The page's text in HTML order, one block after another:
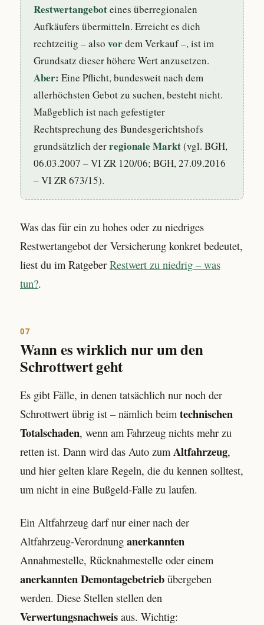
Restwertangeboteines überregionalen
Aufkäufers übermitteln. Erreicht es dich
rechtzeitig – also vordem Verkauf –, ist im
Grundsatz dieser höhere Wert anzusetzen.
Aber: Eine Pflicht, bundesweit nach dem
allerhöchsten Gebot zu suchen, besteht nicht.
Maßgeblich ist nach gefestigter
Rechtsprechung des Bundesgerichtshofs
grundsätzlich derregionale Markt(vgl. BGH,
06.03.2007 – VI ZR 120/06; BGH, 27.09.2016
– VI ZR 673/15).
Was das für ein zu hohes oder zu niedriges
Restwertangebot der Versicherung konkret bedeutet,
liest du im Ratgeber Restwert zu niedrig – was
tun?.
07
Wann es wirklich nur um den
Schrottwert geht
Es gibt Fälle, in denen tatsächlich nur noch der
Schrottwert übrig ist – nämlich beim technischen
Totalschaden, wenn am Fahrzeug nichts mehr zu
retten ist. Dann wird das Auto zum Altfahrzeug,
und hier gelten klare Regeln, die du kennen solltest,
um nicht in eine Bußgeld-Falle zu laufen.
Ein Altfahrzeug darf nur einer nach der
Altfahrzeug-Verordnung anerkannten
Annahmestelle, Rücknahmestelle oder einem
anerkannten Demontagebetrieb übergeben
werden. Diese Stellen stellen den
Verwertungsnachweis aus. Wichtig: